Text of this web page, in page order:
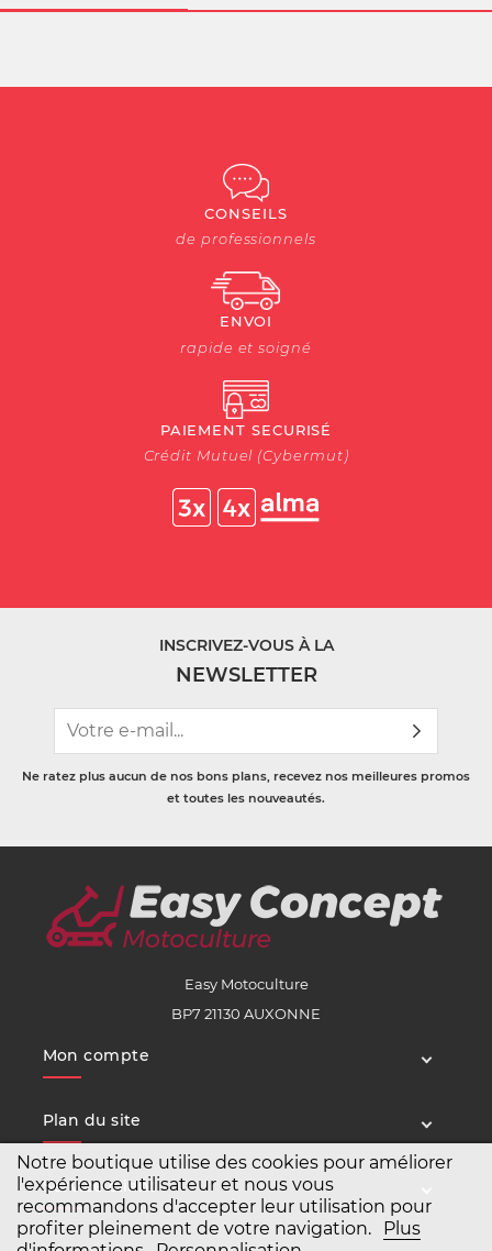
Notre boutique utilise des cookies pour améliorer
l'expérience utilisateur et nous vous
recommandons d'accepter leur utilisation pour
profiter pleinement de votre navigation.
Plus
CONSEILS
de professionnels
ENVOI
rapide et soigné
PAIEMENT SECURISÉ
Crédit Mutuel (Cybermut)
INSCRIVEZ-VOUS À LA
NEWSLETTER
Ne ratez plus aucun de nos bons plans, recevez nos meilleures promos
et toutes les nouveautés.
Easy Motoculture
BP7 21130 AUXONNE
Mon compte
Plan du site
Service client